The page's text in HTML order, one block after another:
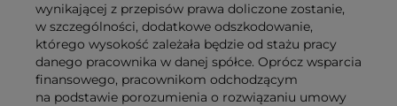
wynikającej z przepisów prawa doliczone zostanie,
w szczególności, dodatkowe odszkodowanie,
którego wysokość zależała będzie od stażu pracy
danego pracownika w danej spółce. Oprócz wsparcia
finansowego, pracownikom odchodzącym
na podstawie porozumienia o rozwiązaniu umowy